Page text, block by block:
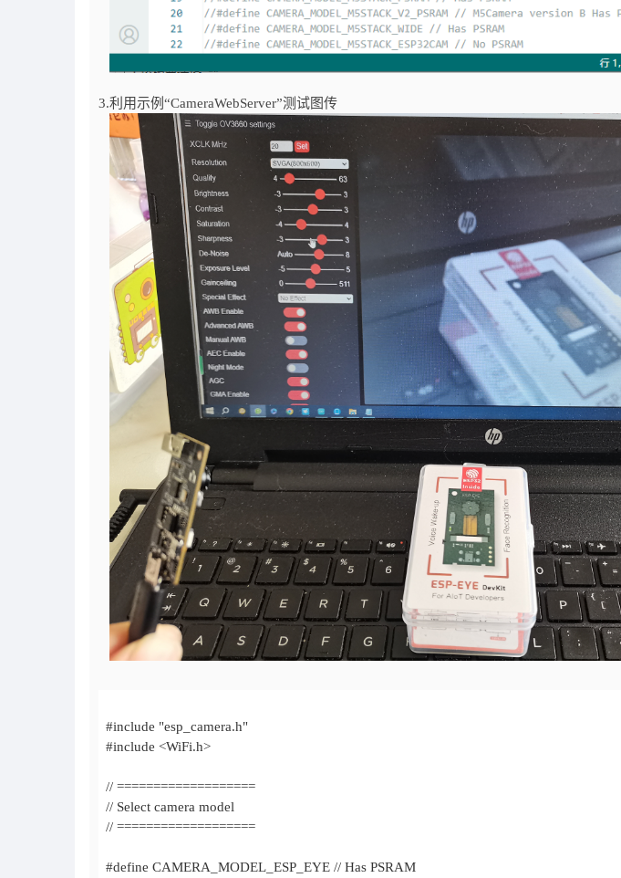
3.利用示例“CameraWebServer”测试图传
#include "esp_camera.h"
#include <WiFi.h>
// ===================
// Select camera model
// ===================
#define CAMERA_MODEL_ESP_EYE // Has PSRAM